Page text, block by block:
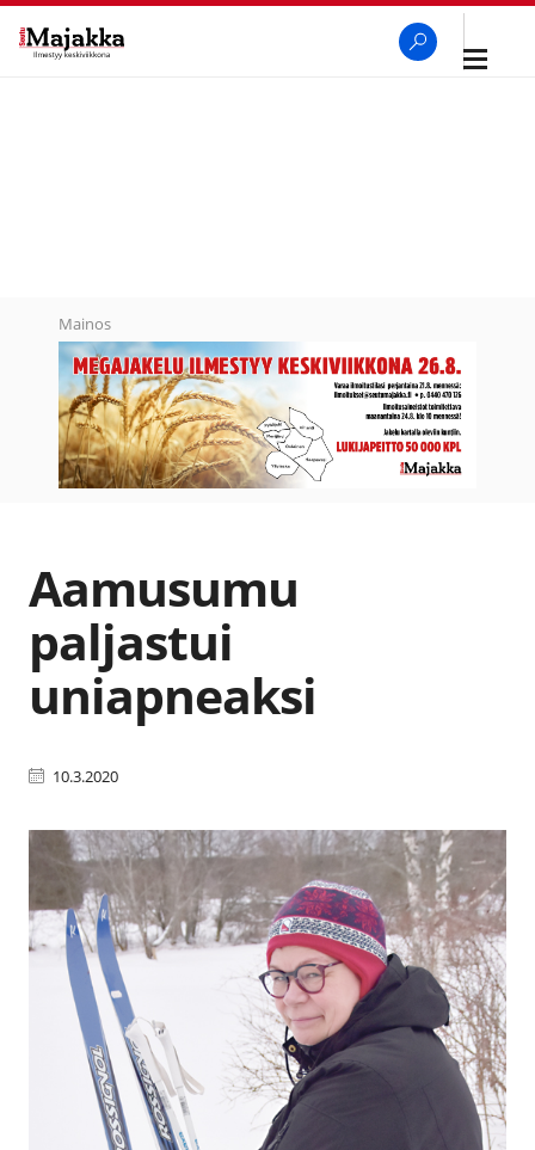
Avaa
Mainos
Aamusumu
paljastui
uniapneaksi
10.3.2020